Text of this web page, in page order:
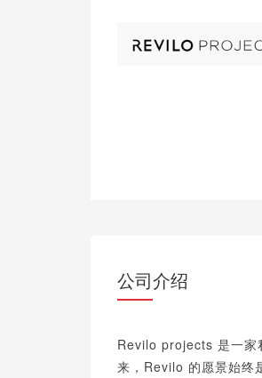
公司介绍
Revilo projects 是一家
来，Revilo 的愿景始终